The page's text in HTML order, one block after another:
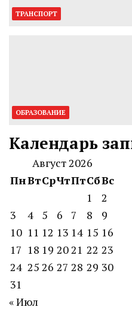
ТРАНСПОРТ
ОБРАЗОВАНИЕ
Календарь
Август 2026
ПнВтСрЧтПтСбВс
1
2
3
4 5 6 7 8
9
10 11 12 13 14 15 16
17 18 19 2021 22 23
24 25 26 27 28 29 30
31
« Июл